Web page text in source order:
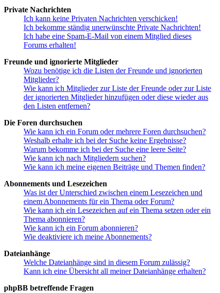
Private Nachrichten
Ich kann keine Privaten Nachrichten verschicken!
Ich bekomme ständig unerwünschte Private Nachrichten!
Ich habe eine Spam-E-Mail von einem Mitglied dieses
Forums erhalten!
Freunde und ignorierte Mitglieder
Wozu benötige ich die Listen der Freunde und ignorierten
Mitglieder?
Wie kann ich Mitglieder zur Liste der Freunde oder zur Liste
der ignorierten Mitglieder hinzufügen oder diese wieder aus
den Listen entfernen?
Die Foren durchsuchen
Wie kann ich ein Forum oder mehrere Foren durchsuchen?
Weshalb erhalte ich bei der Suche keine Ergebnisse?
Warum bekomme ich bei der Suche eine leere Seite?
Wie kann ich nach Mitgliedern suchen?
Wie kann ich meine eigenen Beiträge und Themen finden?
Abonnements und Lesezeichen
Was ist der Unterschied zwischen einem Lesezeichen und
einem Abonnements für ein Thema oder Forum?
Wie kann ich ein Lesezeichen auf ein Thema setzen oder ein
Thema abonnieren?
Wie kann ich ein Forum abonnieren?
Wie deaktiviere ich meine Abonnements?
Dateianhänge
Welche Dateianhänge sind in diesem Forum zulässig?
Kann ich eine Übersicht all meiner Dateianhänge erhalten?
phpBB betreffende Fragen